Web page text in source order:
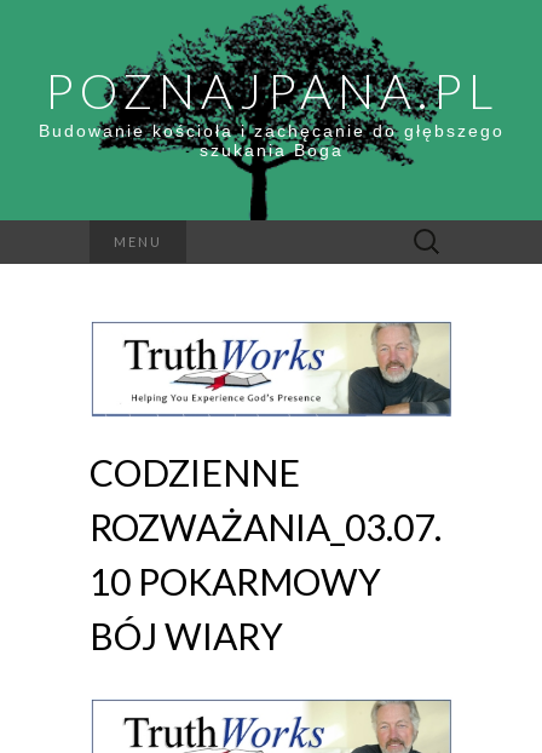
POZNAJPANA.PL
Budowanie kościoła i zachęcanie do głębszego
szukania Boga
MENU Szukaj:
CODZIENNE
ROZWAŻANIA_03.07.
10 POKARMOWY
BÓJ WIARY